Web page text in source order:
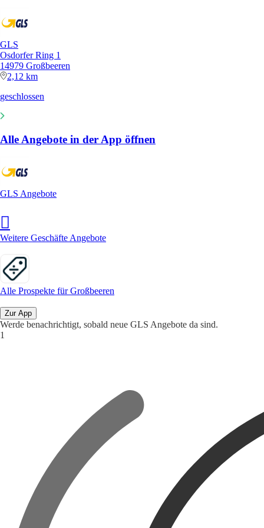
GLS
Osdorfer Ring 1
14979 Großbeeren
2,12 km
geschlossen
Alle Angebote in der App öffnen
GLS Angebote
Weitere Geschäfte Angebote
Alle Prospekte für Großbeeren
Zur App
Werde benachrichtigt, sobald neue GLS Angebote da sind.